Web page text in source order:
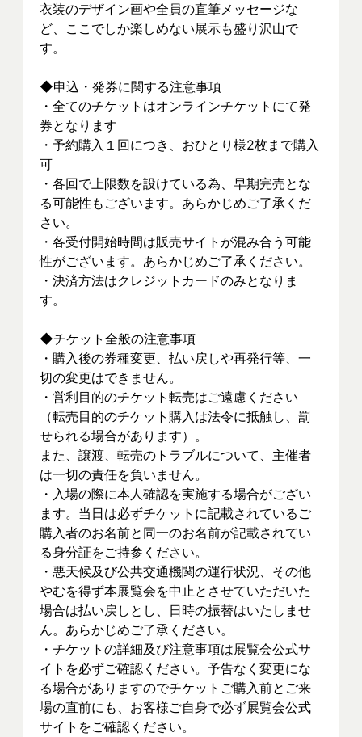
衣装のデザイン画や全員の直筆メッセージな
ど、ここでしか楽しめない展示も盛り沢山で
す。
◆申込・発券に関する注意事項
・全てのチケットはオンラインチケットにて発
券となります
・予約購入１回につき、おひとり様2枚まで購入
可
・各回で上限数を設けている為、早期完売とな
る可能性もございます。あらかじめご了承くだ
さい。
・各受付開始時間は販売サイトが混み合う可能
性がございます。あらかじめご了承ください。
・決済方法はクレジットカードのみとなりま
す。
◆チケット全般の注意事項
・購入後の券種変更、払い戻しや再発行等、一
切の変更はできません。
・営利目的のチケット転売はご遠慮ください
（転売目的のチケット購入は法令に抵触し、罰
せられる場合があります）。
また、譲渡、転売のトラブルについて、主催者
は一切の責任を負いません。
・入場の際に本人確認を実施する場合がござい
ます。当日は必ずチケットに記載されているご
購入者のお名前と同一のお名前が記載されてい
る身分証をご持参ください。
・悪天候及び公共交通機関の運行状況、その他
やむを得ず本展覧会を中止とさせていただいた
場合は払い戻しとし、日時の振替はいたしませ
ん。あらかじめご了承ください。
・チケットの詳細及び注意事項は展覧会公式サ
イトを必ずご確認ください。予告なく変更にな
る場合がありますのでチケットご購入前とご来
場の直前にも、お客様ご自身で必ず展覧会公式
サイトをご確認ください。